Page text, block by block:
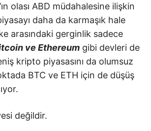
olası ABD müdahalesine ilişkin
daha da karmaşık hale
arasındaki gerginlik sadece
ve Ethereum gibi devleri de
kripto piyasasını da olumsuz
BTC ve ETH için de düşüş
değildir.